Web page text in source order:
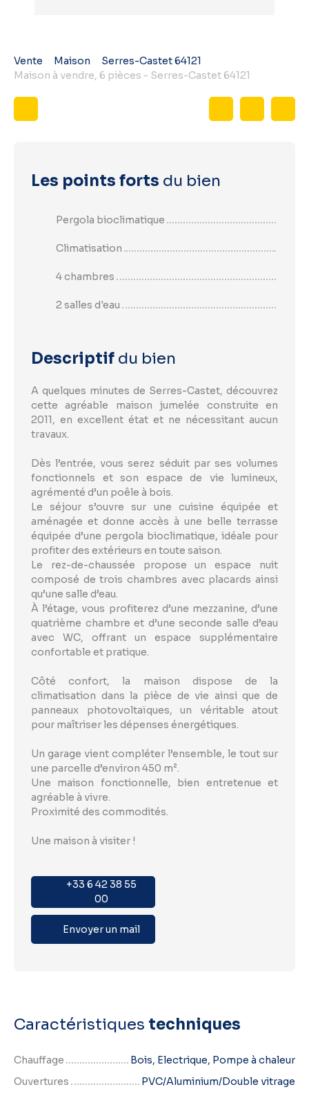
Vente Maison
Serres-Castet 64121
Maison à vendre, 6 pièces - Serres-Castet 64121
Les points forts du bien
Pergola bioclimatique
Climatisation
4 chambres
2 salles d'eau
Descriptif du bien
A quelques minutes de Serres-Castet, découvrez
cette agréable maison jumelée construite en
2011, en excellent état et ne nécessitant aucun
travaux.
Dès l’entrée, vous serez séduit par ses volumes
fonctionnels et son espace de vie lumineux,
agrémenté d’un poêle à bois.
Le séjour s’ouvre sur une cuisine équipée et
aménagée et donne accès à une belle terrasse
équipée d’une pergola bioclimatique, idéale pour
profiter des extérieurs en toute saison.
Le rez-de-chaussée propose un espace nuit
composé de trois chambres avec placards ainsi
qu’une salle d’eau.
À l’étage, vous profiterez d’une mezzanine, d’une
quatrième chambre et d’une seconde salle d’eau
avec WC, offrant un espace supplémentaire
confortable et pratique.
Côté confort, la maison dispose de la
climatisation dans la pièce de vie ainsi que de
panneaux photovoltaïques, un véritable atout
pour maîtriser les dépenses énergétiques.
Un garage vient compléter l’ensemble, le tout sur
une parcelle d’environ 450 m².
Une maison fonctionnelle, bien entretenue et
agréable à vivre.
Proximité des commodités.
Une maison à visiter !
+33 6 42 38 55
00
Envoyer un mail
Caractéristiques techniques
Chauffage
Bois, Electrique, Pompe à chaleur
Ouvertures
PVC/Aluminium/Double vitrage